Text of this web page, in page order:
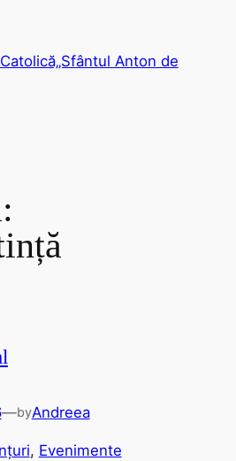
Anton de
—byAndreea
, Evenimente